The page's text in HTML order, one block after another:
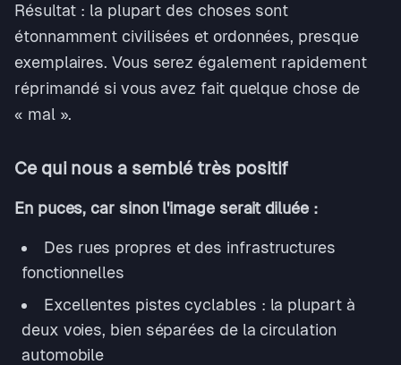
Résultat : la plupart des choses sont
étonnamment civilisées et ordonnées, presque
exemplaires. Vous serez également rapidement
réprimandé si vous avez fait quelque chose de
« mal ».
Ce qui nous a semblé très positif
En puces, car sinon l'image serait diluée :
Des rues propres et des infrastructures
fonctionnelles
Excellentes pistes cyclables : la plupart à
deux voies, bien séparées de la circulation
automobile